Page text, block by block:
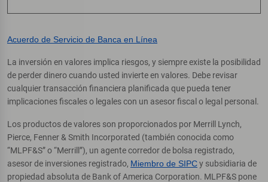
Acuerdo de Servicio de Banca en Línea
La inversión en valores implica riesgos, y siempre existe la posibilidad
de perder dinero cuando usted invierte en valores. Debe revisar
cualquier transacción financiera planificada que pueda tener
implicaciones fiscales o legales con un asesor fiscal o legal personal.
Los productos de valores son proporcionados por Merrill Lynch,
Pierce, Fenner & Smith Incorporated (también conocida como
“MLPF&S” o “Merrill”), un agente corredor de bolsa registrado,
asesor de inversiones registrado, Miembro de SIPCy subsidiaria de
propiedad absoluta de Bank of America Corporation. MLPF&S pone